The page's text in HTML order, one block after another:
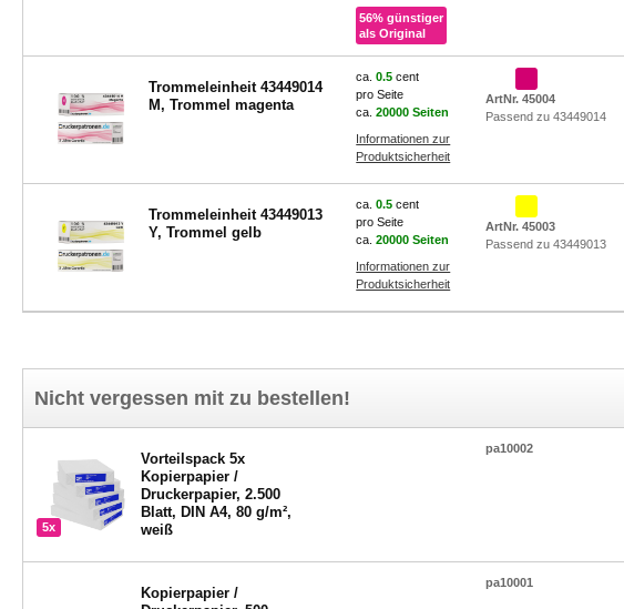
56% günstiger
als Original
Trommeleinheit 43449014
M, Trommel magenta
ca.0.5cent
pro Seite
ca.20000 Seiten
Informationen zur
Produktsicherheit
ArtNr. 45004
Passend zu 43449014
Trommeleinheit 43449013
Y, Trommel gelb
ca.0.5cent
pro Seite
ca.20000 Seiten
Informationen zur
Produktsicherheit
ArtNr. 45003
Passend zu 43449013
Nicht vergessen mit zu bestellen!
5x
Vorteilspack 5x
Kopierpapier /
Druckerpapier, 2.500
Blatt, DIN A4, 80 g/m²,
weiß
pa10002
Kopierpapier /
pa10001